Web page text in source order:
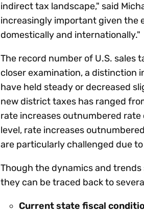
indirect tax landscape," said
increasingly important given the
domestically and internationally."
The record number of U.S. sales
closer examination, a distinction
have held steady or decreased
new district taxes has ranged
rate increases outnumbered
level, rate increases
are particularly challenged due
Though the dynamics and
they can be traced back to
Current state fiscal